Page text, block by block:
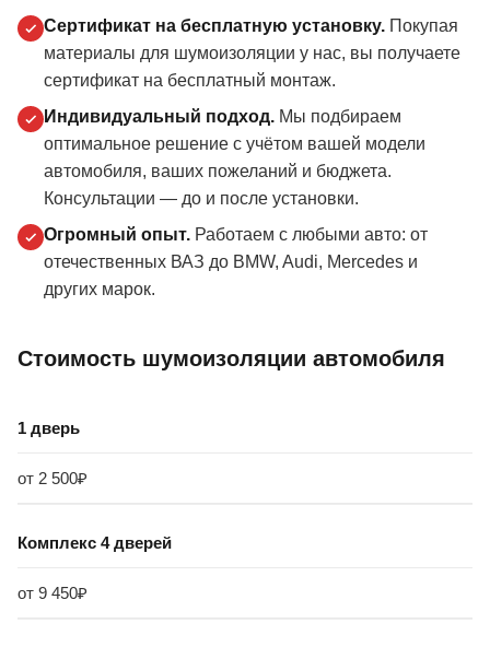
Сертификат на бесплатную установку. Покупая
материалы для шумоизоляции у нас, вы получаете
сертификат на бесплатный монтаж.
Индивидуальный подход. Мы подбираем
оптимальное решение с учётом вашей модели
автомобиля, ваших пожеланий и бюджета.
Консультации — до и после установки.
Огромный опыт. Работаем с любыми авто: от
отечественных ВАЗ до BMW, Audi, Mercedes и
других марок.
Стоимость шумоизоляции автомобиля
1 дверь
от 2 500₽
Комплекс 4 дверей
от 9 450₽